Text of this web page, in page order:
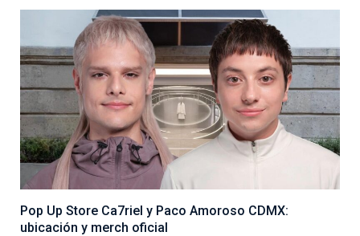
Pop Up Store Ca7riel y Paco Amoroso CDMX:
ubicación y merch oficial